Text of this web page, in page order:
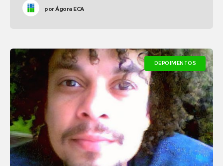
porÁgora ECA
DEPOIMENTOS